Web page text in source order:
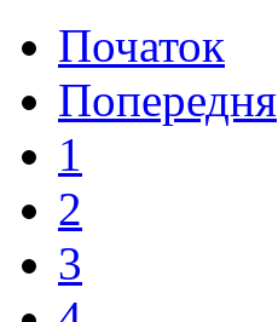
Початок
Попередня
1
2
3